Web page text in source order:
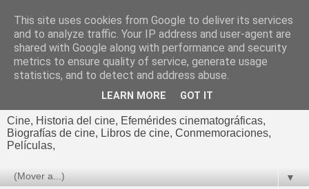
El cultural
cinematográfico de Jorge
Cine, Historia del cine, Efemérides cinematográficas,
Biografías de cine, Libros de cine, Conmemoraciones,
Películas,
▼
This site uses cookies from Google to deliver its services
and to analyze traffic. Your IP address and user-agent are
shared with Google along with performance and security
metrics to ensure quality of service, generate usage
statistics, and to detect and address abuse.
LEARN MORE GOT IT